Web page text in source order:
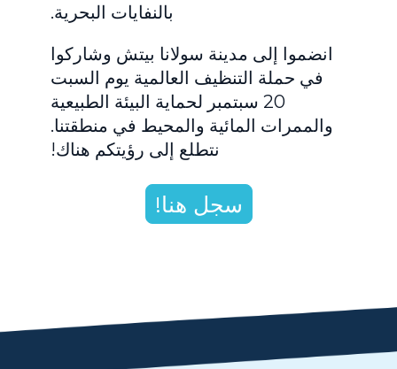
بالنفايات البحرية.
انضموا إلى مدينة سولانا بيتش وشاركوا
في حملة التنظيف العالمية يوم السبت
20 سبتمبر لحماية البيئة الطبيعية
والممرات المائية والمحيط في منطقتنا.
نتطلع إلى رؤيتكم هناك!
سجل هنا!